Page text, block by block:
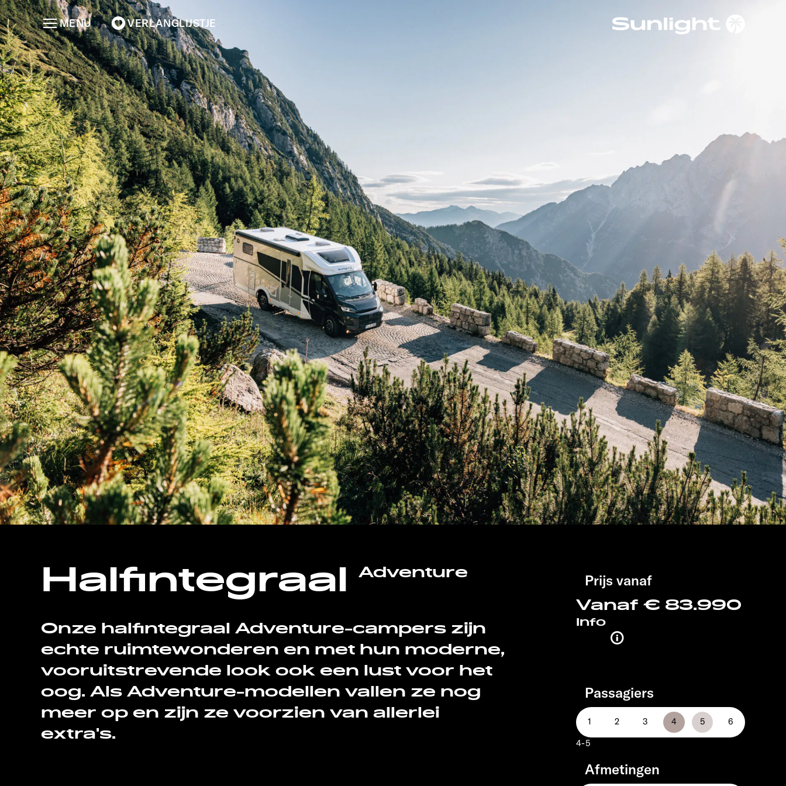
VERLANGLIJSTJE
MENU
Halfintegraal Adventure
Onze halfintegraal Adventure-campers zijn
echte ruimtewonderen en met hun moderne,
vooruitstrevende look ook een lust voor het
oog. Als Adventure-modellen vallen ze nog
meer op en zijn ze voorzien van allerlei
extra's.
Prijs vanaf
Vanaf € 83.990
Info
Passagiers
4-5
Afmetingen